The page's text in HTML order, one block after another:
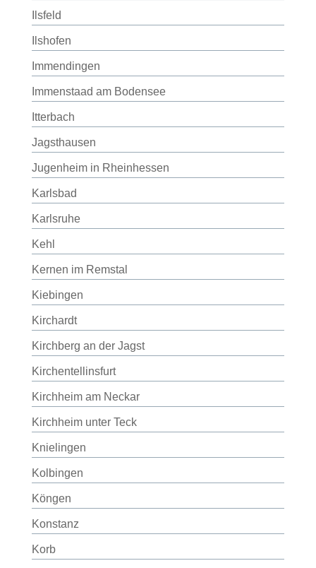
Ilsfeld
Ilshofen
Immendingen
Immenstaad am Bodensee
Itterbach
Jagsthausen
Jugenheim in Rheinhessen
Karlsbad
Karlsruhe
Kehl
Kernen im Remstal
Kiebingen
Kirchardt
Kirchberg an der Jagst
Kirchentellinsfurt
Kirchheim am Neckar
Kirchheim unter Teck
Knielingen
Kolbingen
Köngen
Konstanz
Korb